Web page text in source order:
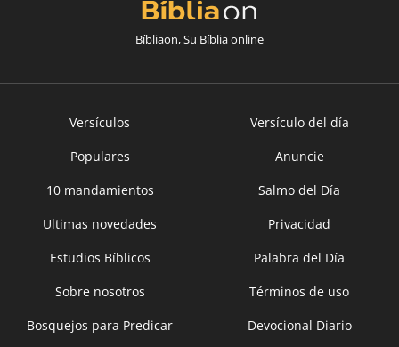
Bíbliaon, Su Bíblia online
Versículos
Versículo del día
Populares
Anuncie
10 mandamientos
Salmo del Día
Ultimas novedades
Privacidad
Estudios Bíblicos
Palabra del Día
Sobre nosotros
Términos de uso
Bosquejos para Predicar
Devocional Diario